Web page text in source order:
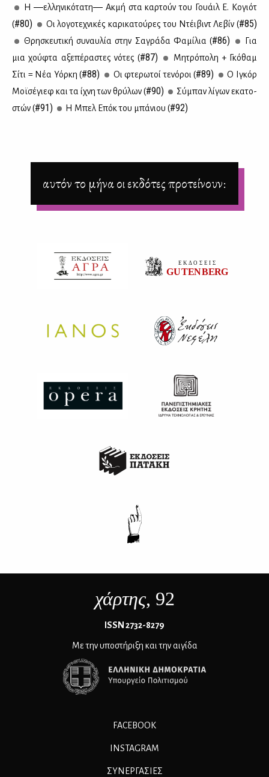
Η ―ελ­λη­νι­κό­τα­τη― Ακ­μή στα καρ­τούν του Γουάιλ Ε. Κο­γιότ
(#80) Οι λο­γο­τε­χνι­κές κα­ρι­κα­τού­ρες του Ντέι­βιντ Λε­βίν (#85)
Θρη­σκευ­τι­κή συ­ναυ­λία στην Σα­γρά­δα Φα­μί­λια (#86)
Για
μια χού­φτα αξε­πέ­ρα­στες νό­τες (#87)
Μη­τρό­πο­λη + Γκό­θαμ
Σί­τι = Νέα Υόρ­κη (#88) Οι φτε­ρω­τοί τε­νό­ροι (#89)
Ο Ιγκόρ
Μοϊ­σέ­γιεφ και τα ίχνη των θρύ­λων (#90)
Σύ­μπαν λί­γων εκα­το­
στών (#91) Η Μπελ Επόκ του μπά­νιου (#92)
αυτόν το μήνα οι εκδότες προτείνουν:
χάρτης, 92
ΙSSN 2732-8279
Με την υποστήριξη και την αιγίδα
FACEBOOK
INSTAGRAM
ΣΥΝΕΡΓΑΣΊΕΣ